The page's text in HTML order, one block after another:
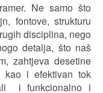
Ne samo što
fontove, strukturu
disciplina, nego
detalja, što naš
zahtjeva desetine
kao i efektivan tok
i funkcionalno i